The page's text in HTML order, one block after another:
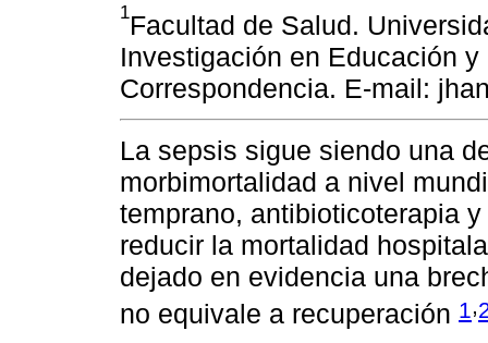
1Facultad de Salud.
Investigación en Educación
Correspondencia. E-mail:
La sepsis sigue siendo una
morbimortalidad a nivel
temprano, antibioticoterapia
reducir la mortalidad
dejado en evidencia una
no equivale a recuperación 1,